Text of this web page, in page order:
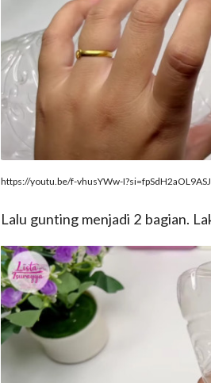
https://youtu.be/f-vhusYWw-
Lalu gunting menjadi 2 bagian.